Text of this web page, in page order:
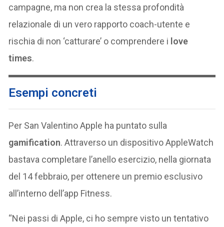
campagne, ma non crea la stessa profondità
relazionale di un vero rapporto coach-utente e
rischia di non ‘catturare’ o comprendere i love
times.
Esempi concreti
Per San Valentino Apple ha puntato sulla
gamification. Attraverso un dispositivo AppleWatch
bastava completare l’anello esercizio, nella giornata
del 14 febbraio, per ottenere un premio esclusivo
all’interno dell’app Fitness.
“Nei passi di Apple, ci ho sempre visto un tentativo